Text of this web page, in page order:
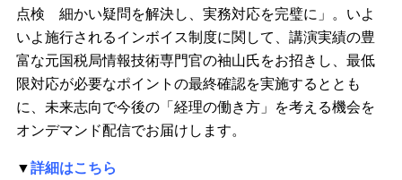
点検 細かい疑問を解決し、実務対応を完璧に」。いよ
いよ施行されるインボイス制度に関して、講演実績の豊
富な元国税局情報技術専門官の袖山氏をお招きし、最低
限対応が必要なポイントの最終確認を実施するととも
に、未来志向で今後の「経理の働き方」を考える機会を
オンデマンド配信でお届けします。
▼詳細はこちら